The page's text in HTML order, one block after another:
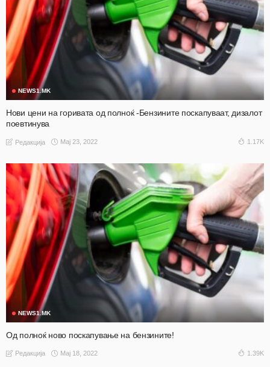
NEWS1.MK
Нови цени на горивата од полноќ -Бензините поскапуваат, дизалот
поевтинува
Редакција Мај 23, 2022 1.17K
NEWS1.MK
Од полноќ ново поскапување на бензините!
Редакција Мај 18, 2022 1.39K